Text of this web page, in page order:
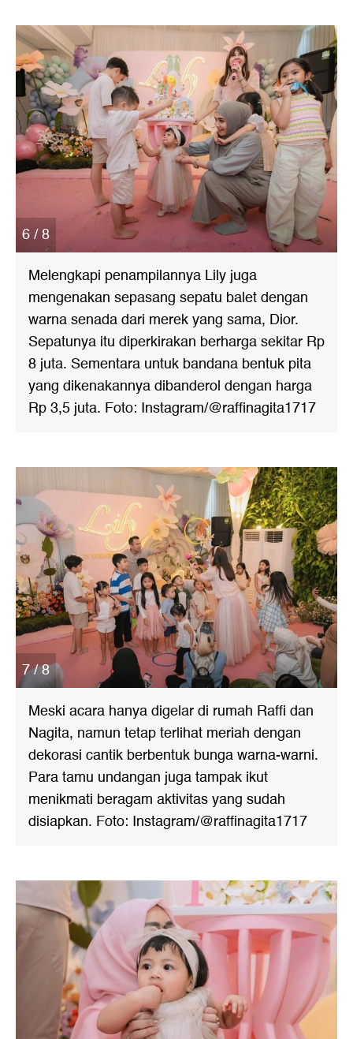
6 / 8
Melengkapi penampilannya Lily juga
mengenakan sepasang sepatu balet dengan
warna senada dari merek yang sama, Dior.
Sepatunya itu diperkirakan berharga sekitar Rp
8 juta. Sementara untuk bandana bentuk pita
yang dikenakannya dibanderol dengan harga
Rp 3,5 juta. Foto: Instagram/@raffinagita1717
7 / 8
Meski acara hanya digelar di rumah Raffi dan
Nagita, namun tetap terlihat meriah dengan
dekorasi cantik berbentuk bunga warna-warni.
Para tamu undangan juga tampak ikut
menikmati beragam aktivitas yang sudah
disiapkan. Foto: Instagram/@raffinagita1717